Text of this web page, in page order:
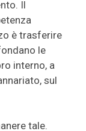
Il
è trasferire
le
interno, a
sul
tale.